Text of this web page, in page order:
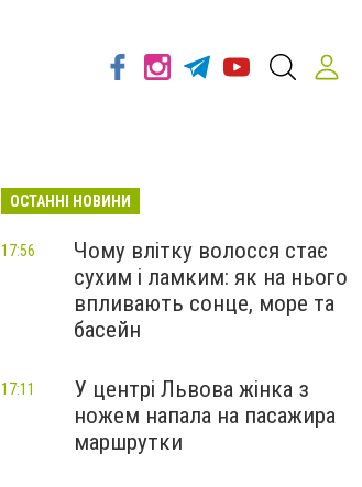
ОСТАННІ НОВИНИ
Чому влітку волосся стає
сухим і ламким: як на нього
впливають сонце, море та
басейн
17:56
У центрі Львова жінка з
ножем напала на пасажира
маршрутки
17:11